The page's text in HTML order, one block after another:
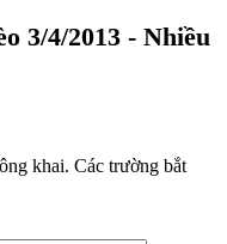
3/4/2013 - Nhiều
khai. Các trường bắt